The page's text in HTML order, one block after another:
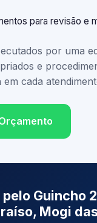
para revisão e
por uma
e
cada
Guincho
Mogi